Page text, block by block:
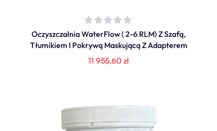
Oczyszczalnia WaterFlow ( 2-6 RLM) Z Szafą,
Tłumikiem I Pokrywą Maskującą Z Adapterem
11 955,60 zł